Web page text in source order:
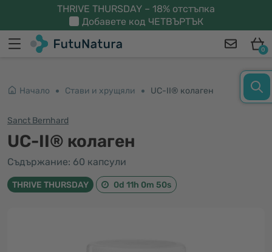
THRIVE THURSDAY – 18% отстъпка
Добавете код ЧЕТВЪРТЪК
0
Начало Стави и хрущяли UC-II® колаген
Sanct Bernhard
UC-II® колаген
Съдържание: 60 капсули
THRIVE THURSDAY 0d 11h 0m 49s